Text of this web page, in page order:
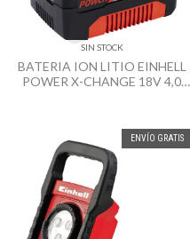
SIN STOCK
BATERIA ION LITIO EINHELL
POWER X-CHANGE 18V 4,0
ENVÍO GRATIS